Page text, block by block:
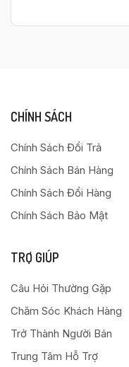
CHÍNH SÁCH
Chính Sách Đổi Trả
Chính Sách Bán Hàng
Chính Sách Đổi Hàng
Chính Sách Bảo Mật
TRỢ GIÚP
Câu Hỏi Thường Gặp
Chăm Sóc Khách Hàng
Trở Thành Người Bán
Trung Tâm Hỗ Trợ